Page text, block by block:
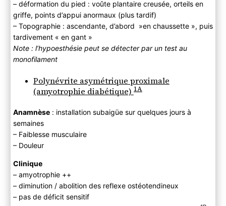
– déformation du pied : voûte plantaire creusée, orteils en
griffe, points d’appui anormaux (plus tardif)
– Topographie : ascendante, d’abord »en chaussette », puis
tardivement « en gant »
Note : l’hypoesthésie peut se détecter par un test au
monofilament
Polynévrite asymétrique proximale
(amyotrophie diabétique) 1A
Anamnèse: installation subaigüe sur quelques jours à
semaines
– Faiblesse musculaire
– Douleur
Clinique
– amyotrophie ++
– diminution / abolition des reflexe ostéotendineux
– pas de déficit sensitif